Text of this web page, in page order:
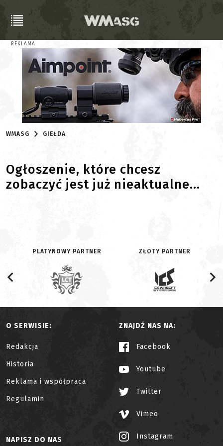
REKLAMA
WMASG GIEŁDA
Ogłoszenie, które chcesz
zobaczyć jest już nieaktualne...
PLATYNOWY PARTNER ZŁOTY PARTNER
O SERWISIE:
Redakcja
Historia
Reklama i współpraca
Regulamin
ZNAJDŹ NAS NA:
Facebook
Youtube
Twitter
Vimeo
Instagram
NAPISZ DO NAS